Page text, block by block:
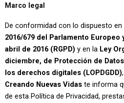
Marco legal
De conformidad con lo dispuesto en
2016/679 del Parlamento Europeo
abril de 2016 (RGPD) y en la Ley
diciembre, de Protección de
los derechos digitales (LOPDGDD),
Creando Nuevas Vidas te informa
de esta Política de Privacidad,